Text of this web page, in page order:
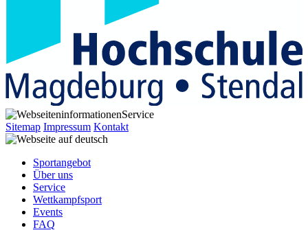
Service
Sitemap Impressum Kontakt
Sportangebot
Über uns
Service
Wettkampfsport
Events
FAQ